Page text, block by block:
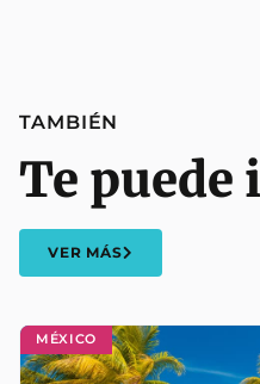
MÉXICO
TAMBIÉN
Te puede
VER MÁS